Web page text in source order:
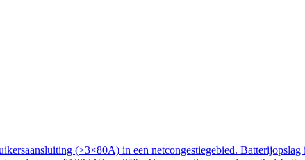
(>3×80A) in een netcongestiegebied.